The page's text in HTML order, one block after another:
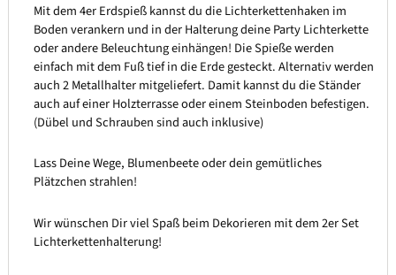
Mit dem 4er Erdspieß kannst du die Lichterkettenhaken im
Boden verankern und in der Halterung deine Party Lichterkette
oder andere Beleuchtung einhängen! Die Spieße werden
einfach mit dem Fuß tief in die Erde gesteckt. Alternativ werden
auch 2 Metallhalter mitgeliefert. Damit kannst du die Ständer
auch auf einer Holzterrasse oder einem Steinboden befestigen.
(Dübel und Schrauben sind auch inklusive)
Lass Deine Wege, Blumenbeete oder dein gemütliches
Plätzchen strahlen!
Wir wünschen Dir viel Spaß beim Dekorieren mit dem 2er Set
Lichterkettenhalterung!